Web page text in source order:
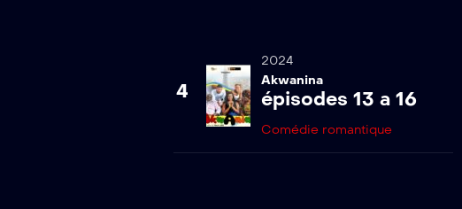
4
2024
Akwanina
épisodes 13 a 16
Comédie romantique